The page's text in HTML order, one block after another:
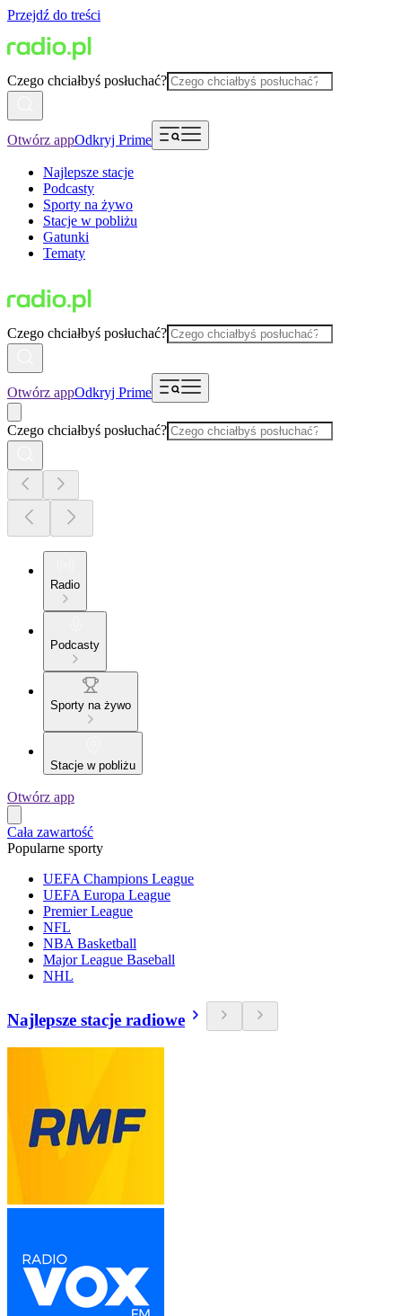
Przejdź do treści
Czego chciałbyś posłuchać?
Otwórz appOdkryj Prime
Najlepsze stacje
Podcasty
Sporty na żywo
Stacje w pobliżu
Gatunki
Tematy
Czego chciałbyś posłuchać?
Otwórz appOdkryj Prime
Czego chciałbyś posłuchać?
Radio
Podcasty
Sporty na żywo
Stacje w pobliżu
Otwórz app
Cała zawartość
Popularne sporty
UEFA Champions League
UEFA Europa League
Premier League
NFL
NBA Basketball
Major League Baseball
NHL
Najlepsze stacje radiowe